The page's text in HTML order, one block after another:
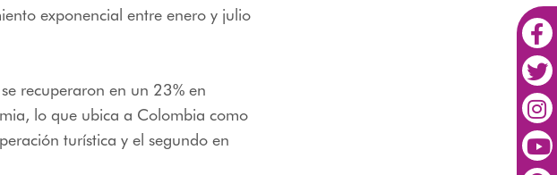
exponencial entre enero y julio
recuperaron en un 23% en
lo que ubica a Colombia como
turística y el segundo en